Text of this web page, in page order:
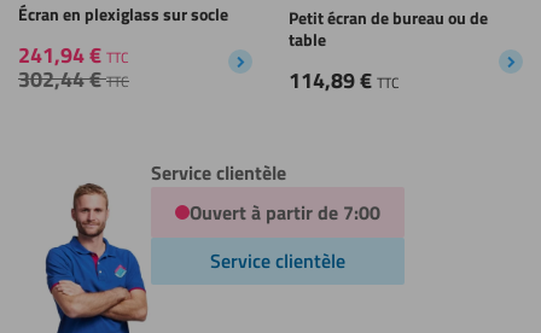
Écran en plexiglass sur socle
241,94€ TTC
302,44€ TTC
Petit écran de bureau ou de
table
114,89€ TTC
Service clientèle
Ouvert à partir de 7:00
Service clientèle